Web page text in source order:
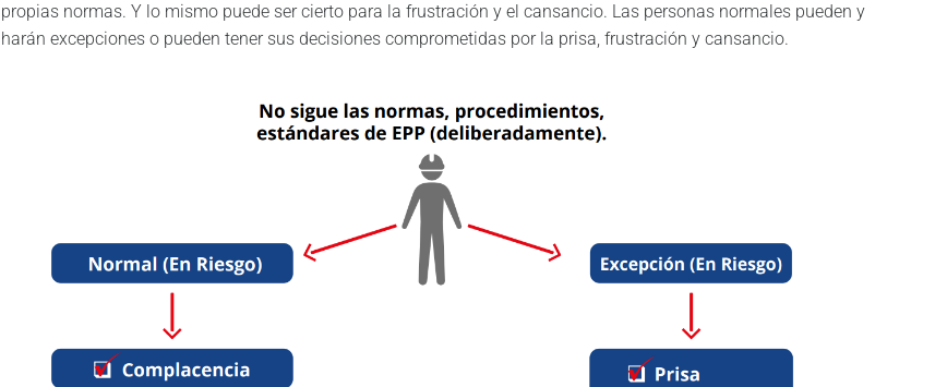
propias normas. Y lo mismo puede ser cierto para la frustración y el cansancio. Las personas normales pueden y
harán excepciones o pueden tener sus decisiones comprometidas por la prisa, frustración y cansancio.